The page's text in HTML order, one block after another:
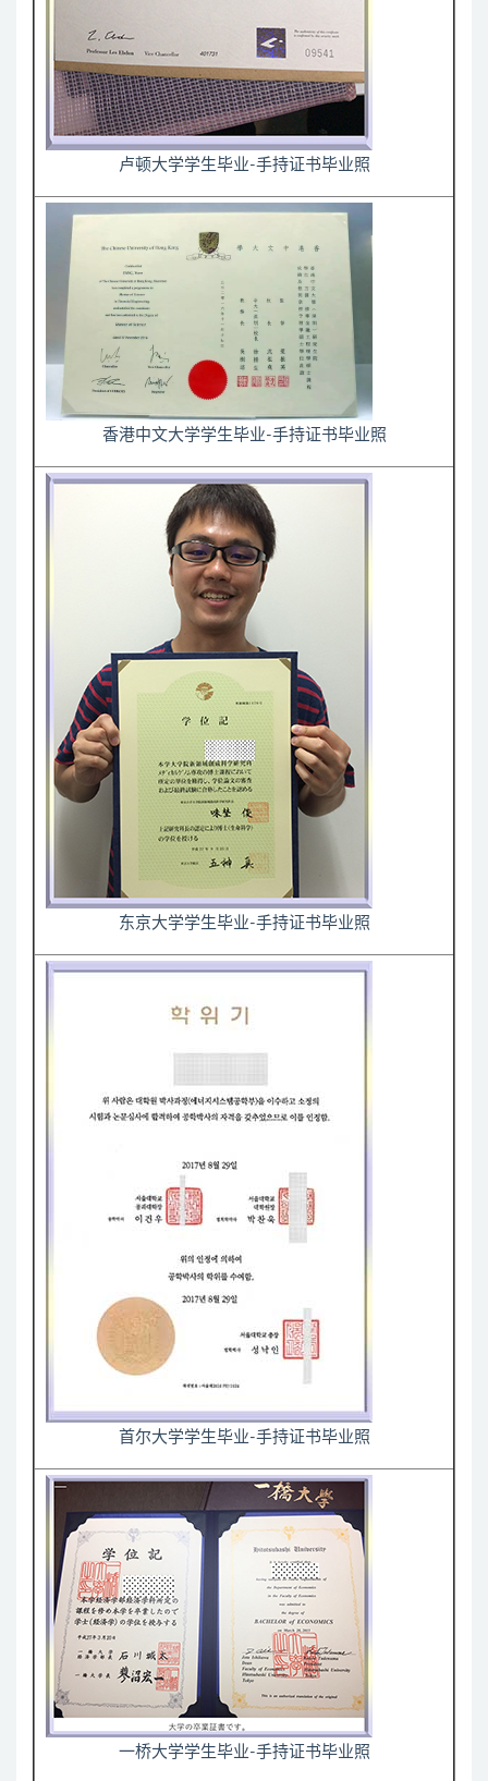
卢顿大学学生毕业-手持证书毕业照
香港中文大学学生毕业-手持证书毕业照
东京大学学生毕业-手持证书毕业照
首尔大学学生毕业-手持证书毕业照
一桥大学学生毕业-手持证书毕业照